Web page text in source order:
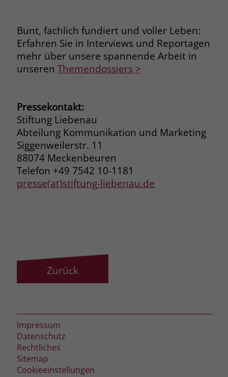
Bunt, fachlich fundiert und voller Leben:
Erfahren Sie in Interviews und Reportagen
mehr über unsere spannende Arbeit in
unseren Themendossiers >
Pressekontakt:
Stiftung Liebenau
Abteilung Kommunikation und Marketing
Siggenweilerstr. 11
88074 Meckenbeuren
Telefon +49 7542 10-1181
presse(at)stiftung-liebenau.de
Zurück
Impressum
Datenschutz
Rechtliches
Sitemap
Cookieeinstellungen